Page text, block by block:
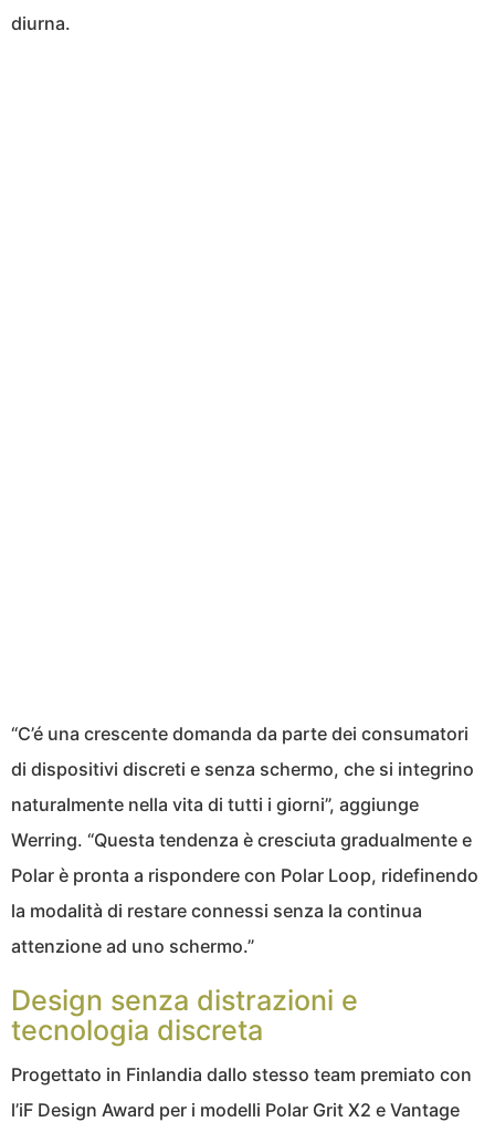
diurna.
“C’é una crescente domanda da parte dei consumatori
di dispositivi discreti e senza schermo, che si integrino
naturalmente nella vita di tutti i giorni”, aggiunge
Werring. “Questa tendenza è cresciuta gradualmente e
Polar è pronta a rispondere con Polar Loop, ridefinendo
la modalità di restare connessi senza la continua
attenzione ad uno schermo.”
Design senza distrazioni e
tecnologia discreta
Progettato in Finlandia dallo stesso team premiato con
l’iF Design Award per i modelli Polar Grit X2 e Vantage